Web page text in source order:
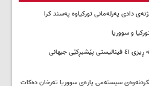
دادی پەرلەمانی تورکیاوە پەسند کرا
و سووریا
«ئەوین عەباسی» وێنەگرێکی کورد لە ڕیزی ٤١ فینالیستی پێشبڕکێی جیهانی